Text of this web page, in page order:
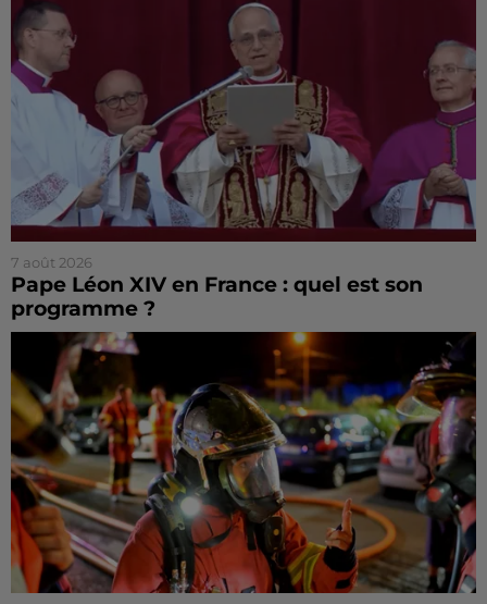
7 août 2026
Pape Léon XIV en France : quel est son
programme ?